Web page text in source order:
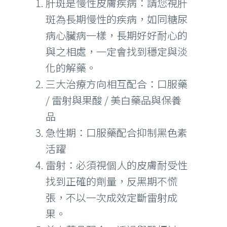
斑為長期慢性的疾病，如同糖尿
病心臟病一樣，長期好好耐心的
與之相處，一定會找到穩定與淡
化的解藥。
三大治療方向相互配合：口服藥
/ 雷射與果酸 / 美白藥品與保養
品
急性期：口服藥配合抑制黑色素
活躍
雷射：必須視個人的皮膚耐受性
找到正確的劑量，反黑期不慌
張，不以一次成效定斷雷射成
果。